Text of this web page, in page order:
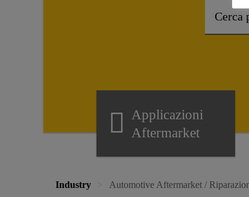
Applicazioni
Aftermarket
Industry Automotive Aftermarket /